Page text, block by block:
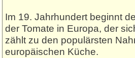
Im 19. Jahrhundert beginnt
der Tomate in Europa, der
zählt zu den populärsten
europäischen Küche.